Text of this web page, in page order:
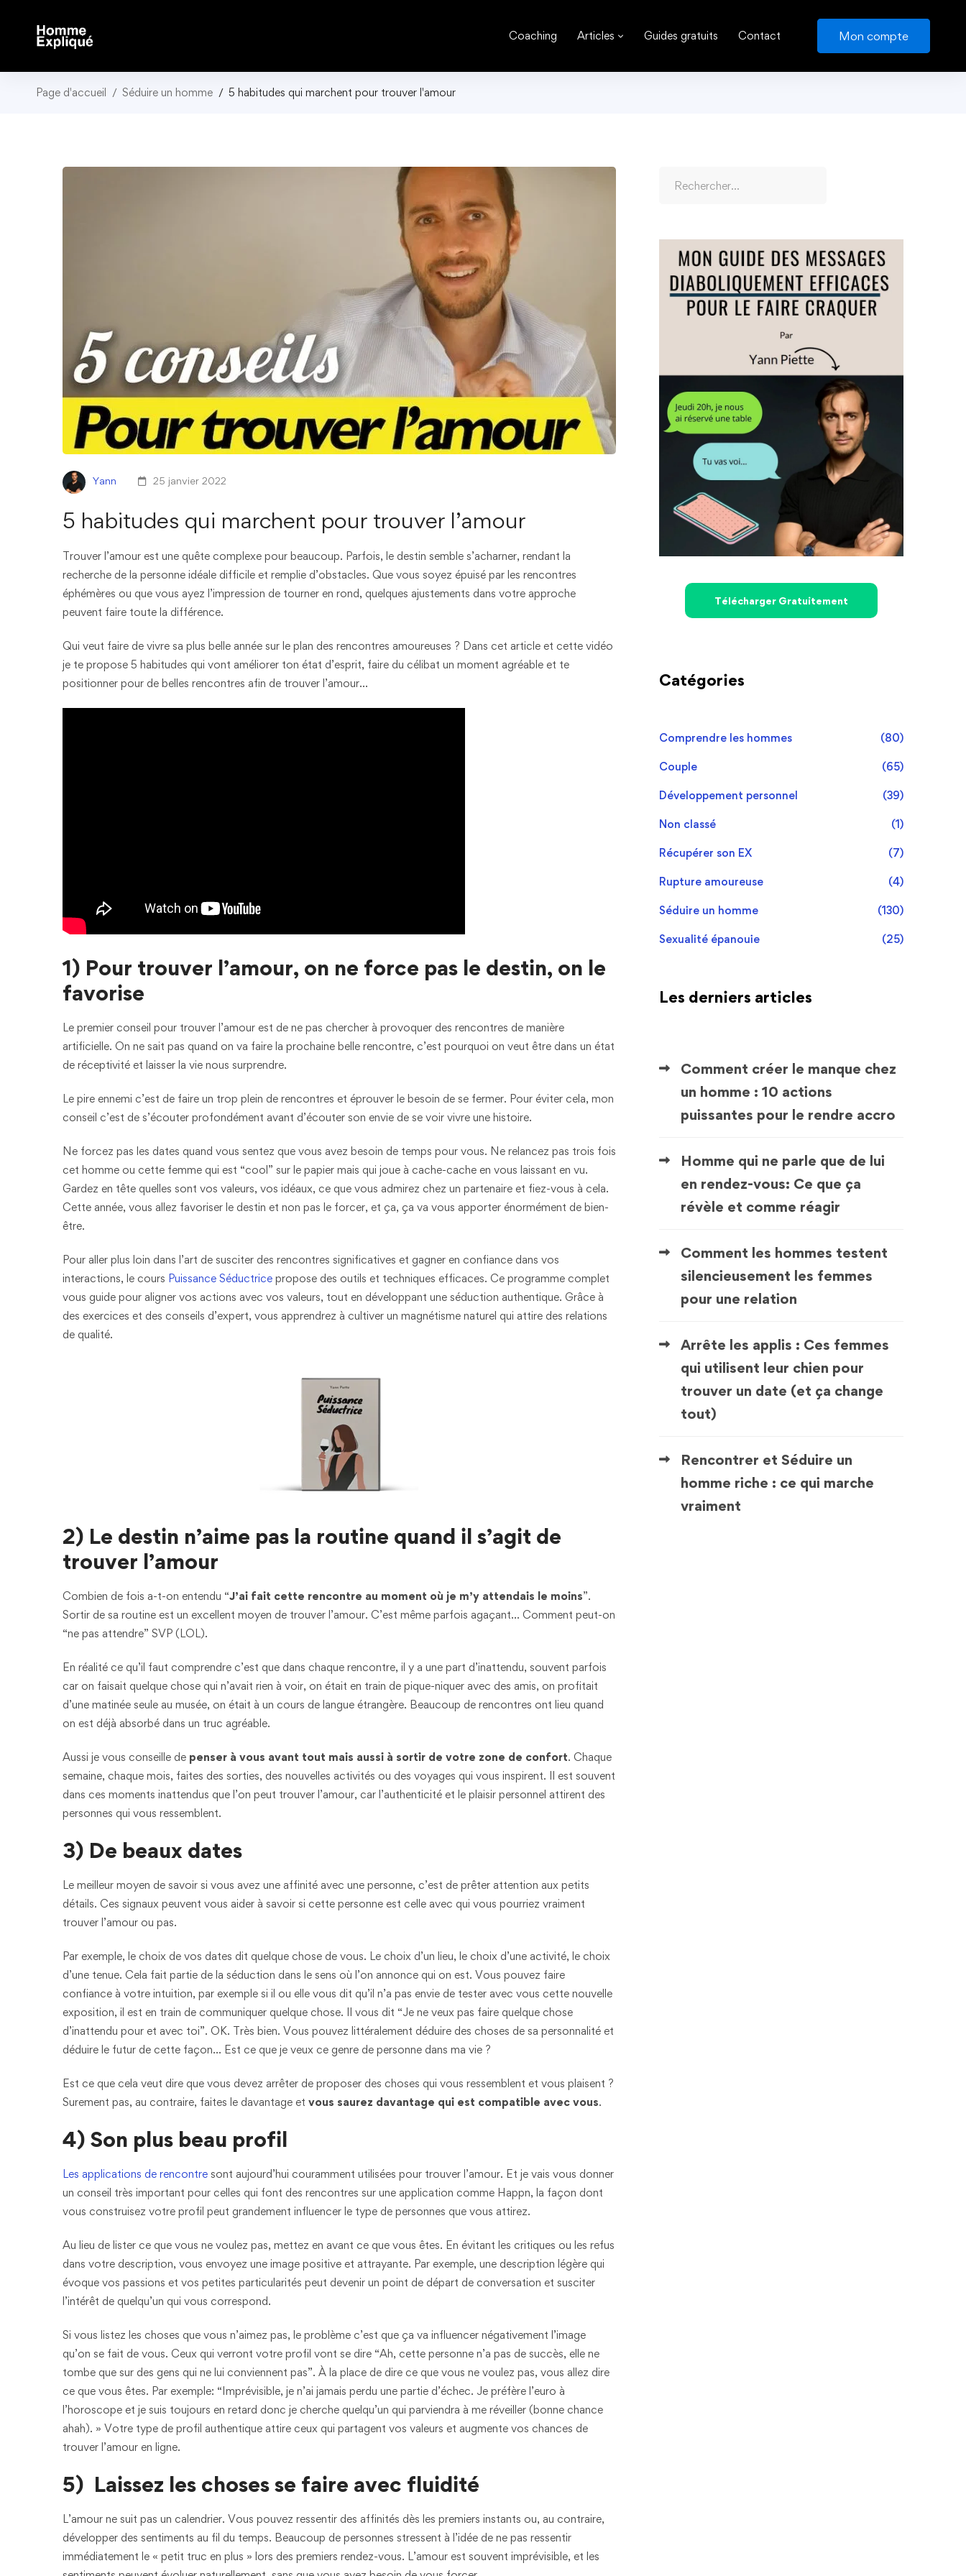
Coaching Articles Guides gratuits Contact Mon compte
Page d'accueil Séduire un homme 5 habitudes qui marchent pour trouver l'amour
Yann 25 janvier 2022
5 habitudes qui marchent pour trouver l’amour
Trouver l’amour est une quête complexe pour beaucoup. Parfois, le destin semble s’acharner, rendant la
recherche de la personne idéale difficile et remplie d’obstacles. Que vous soyez épuisé par les rencontres
éphémères ou que vous ayez l’impression de tourner en rond, quelques ajustements dans votre approche
peuvent faire toute la différence.
Qui veut faire de vivre sa plus belle année sur le plan des rencontres amoureuses ? Dans cet article et cette vidéo
je te propose 5 habitudes qui vont améliorer ton état d’esprit, faire du célibat un moment agréable et te
positionner pour de belles rencontres afin de trouver l’amour…
1) Pour trouver l’amour, on ne force pas le destin, on le
favorise
Le premier conseil pour trouver l’amour est de ne pas chercher à provoquer des rencontres de manière
artificielle. On ne sait pas quand on va faire la prochaine belle rencontre, c’est pourquoi on veut être dans un état
de réceptivité et laisser la vie nous surprendre.
Le pire ennemi c’est de faire un trop plein de rencontres et éprouver le besoin de se fermer. Pour éviter cela, mon
conseil c’est de s’écouter profondément avant d’écouter son envie de se voir vivre une histoire.
Ne forcez pas les dates quand vous sentez que vous avez besoin de temps pour vous. Ne relancez pas trois fois
cet homme ou cette femme qui est “cool” sur le papier mais qui joue à cache-cache en vous laissant en vu.
Gardez en tête quelles sont vos valeurs, vos idéaux, ce que vous admirez chez un partenaire et fiez-vous à cela.
Cette année, vous allez favoriser le destin et non pas le forcer, et ça, ça va vous apporter énormément de bien-
être.
Pour aller plus loin dans l’art de susciter des rencontres significatives et gagner en confiance dans vos
interactions, le cours Puissance Séductrice propose des outils et techniques efficaces. Ce programme complet
vous guide pour aligner vos actions avec vos valeurs, tout en développant une séduction authentique. Grâce à
des exercices et des conseils d’expert, vous apprendrez à cultiver un magnétisme naturel qui attire des relations
de qualité.
2) Le destin n’aime pas la routine quand il s’agit de
trouver l’amour
Combien de fois a-t-on entendu “J’ai fait cette rencontre au moment où je m’y attendais le moins”.
Sortir de sa routine est un excellent moyen de trouver l’amour. C’est même parfois agaçant… Comment peut-on
“ne pas attendre” SVP (LOL).
En réalité ce qu’il faut comprendre c’est que dans chaque rencontre, il y a une part d’inattendu, souvent parfois
car on faisait quelque chose qui n’avait rien à voir, on était en train de pique-niquer avec des amis, on profitait
d’une matinée seule au musée, on était à un cours de langue étrangère. Beaucoup de rencontres ont lieu quand
on est déjà absorbé dans un truc agréable.
Aussi je vous conseille de penser à vous avant tout mais aussi à sortir de votre zone de confort. Chaque
semaine, chaque mois, faites des sorties, des nouvelles activités ou des voyages qui vous inspirent. Il est souvent
dans ces moments inattendus que l’on peut trouver l’amour, car l’authenticité et le plaisir personnel attirent des
personnes qui vous ressemblent.
3) De beaux dates
Le meilleur moyen de savoir si vous avez une affinité avec une personne, c’est de prêter attention aux petits
détails. Ces signaux peuvent vous aider à savoir si cette personne est celle avec qui vous pourriez vraiment
trouver l’amour ou pas.
Par exemple, le choix de vos dates dit quelque chose de vous. Le choix d’un lieu, le choix d’une activité, le choix
d’une tenue. Cela fait partie de la séduction dans le sens où l’on annonce qui on est. Vous pouvez faire
confiance à votre intuition, par exemple si il ou elle vous dit qu’il n’a pas envie de tester avec vous cette nouvelle
exposition, il est en train de communiquer quelque chose. Il vous dit “Je ne veux pas faire quelque chose
d’inattendu pour et avec toi”. OK. Très bien. Vous pouvez littéralement déduire des choses de sa personnalité et
déduire le futur de cette façon… Est ce que je veux ce genre de personne dans ma vie ?
Est ce que cela veut dire que vous devez arrêter de proposer des choses qui vous ressemblent et vous plaisent ?
Surement pas, au contraire, faites le davantage et vous saurez davantage qui est compatible avec vous.
4) Son plus beau profil
Les applications de rencontre sont aujourd’hui couramment utilisées pour trouver l’amour. Et je vais vous donner
un conseil très important pour celles qui font des rencontres sur une application comme Happn, la façon dont
vous construisez votre profil peut grandement influencer le type de personnes que vous attirez.
Au lieu de lister ce que vous ne voulez pas, mettez en avant ce que vous êtes. En évitant les critiques ou les refus
dans votre description, vous envoyez une image positive et attrayante. Par exemple, une description légère qui
évoque vos passions et vos petites particularités peut devenir un point de départ de conversation et susciter
l’intérêt de quelqu’un qui vous correspond.
Si vous listez les choses que vous n’aimez pas, le problème c’est que ça va influencer négativement l’image
qu’on se fait de vous. Ceux qui verront votre profil vont se dire “Ah, cette personne n’a pas de succès, elle ne
tombe que sur des gens qui ne lui conviennent pas”. À la place de dire ce que vous ne voulez pas, vous allez dire
ce que vous êtes. Par exemple: “Imprévisible, je n’ai jamais perdu une partie d’échec. Je préfère l’euro à
l’horoscope et je suis toujours en retard donc je cherche quelqu’un qui parviendra à me réveiller (bonne chance
ahah). » Votre type de profil authentique attire ceux qui partagent vos valeurs et augmente vos chances de
trouver l’amour en ligne.
5) Laissez les choses se faire avec fluidité
L’amour ne suit pas un calendrier. Vous pouvez ressentir des affinités dès les premiers instants ou, au contraire,
développer des sentiments au fil du temps. Beaucoup de personnes stressent à l’idée de ne pas ressentir
immédiatement le « petit truc en plus » lors des premiers rendez-vous. L’amour est souvent imprévisible, et les
Télécharger Gratuitement
Catégories
Comprendre les hommes (80)
Couple (65)
Développement personnel (39)
Non classé (1)
Récupérer son EX (7)
Rupture amoureuse (4)
Séduire un homme (130)
Sexualité épanouie (25)
Les derniers articles
Comment créer le manque chez
un homme : 10 actions
puissantes pour le rendre accro
Homme qui ne parle que de lui
en rendez-vous: Ce que ça
révèle et comme réagir
Comment les hommes testent
silencieusement les femmes
pour une relation
Arrête les applis : Ces femmes
qui utilisent leur chien pour
trouver un date (et ça change
tout)
Rencontrer et Séduire un
homme riche : ce qui marche
vraiment